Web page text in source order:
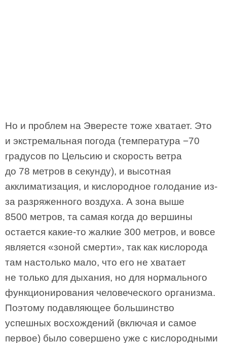
Но и проблем на Эвересте тоже хватает. Это
и экстремальная погода (температура −70
градусов по Цельсию и скорость ветра
до 78 метров в секунду), и высотная
акклиматизация, и кислородное голодание из-
за разряженного воздуха. А зона выше
8500 метров, та самая когда до вершины
остается какие-то жалкие 300 метров, и вовсе
является «зоной смерти», так как кислорода
там настолько мало, что его не хватает
не только для дыхания, но для нормального
функционирования человеческого организма.
Поэтому подавляющее большинство
успешных восхождений (включая и самое
первое) было совершено уже с кислородными